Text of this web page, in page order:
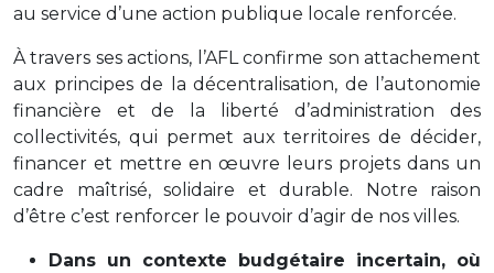
au service d’une action publique locale renforcée.
À travers ses actions, l’AFL confirme son attachement
aux principes de la décentralisation, de l’autonomie
financière et de la liberté d’administration des
collectivités, qui permet aux territoires de décider,
financer et mettre en œuvre leurs projets dans un
cadre maîtrisé, solidaire et durable. Notre raison
d’être c’est renforcer le pouvoir d’agir de nos villes.
Dans un contexte budgétaire incertain, où